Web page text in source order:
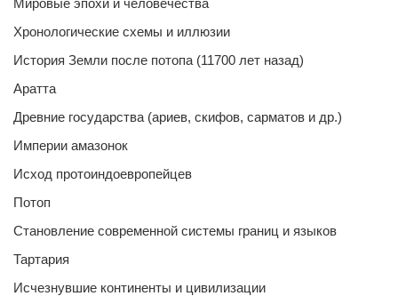
Мировые эпохи и человечества
Хронологические схемы и иллюзии
История Земли после потопа (11700 лет назад)
Аратта
Древние государства (ариев, скифов, сарматов и др.)
Империи амазонок
Исход протоиндоевропейцев
Потоп
Становление современной системы границ и языков
Тартария
Исчезнувшие континенты и цивилизации